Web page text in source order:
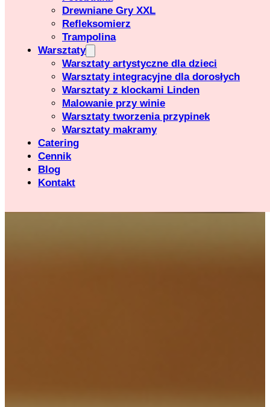
Drewniane Gry XXL
Refleksomierz
Trampolina
Warsztaty
Warsztaty artystyczne dla dzieci
Warsztaty integracyjne dla dorosłych
Warsztaty z klockami Linden
Malowanie przy winie
Warsztaty tworzenia przypinek
Warsztaty makramy
Catering
Cennik
Blog
Kontakt